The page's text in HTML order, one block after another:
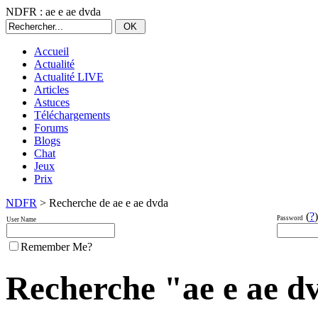
NDFR : ae e ae dvda
Accueil
Actualité
Actualité LIVE
Articles
Astuces
Téléchargements
Forums
Blogs
Chat
Jeux
Prix
NDFR > Recherche de ae e ae dvda
User Name Password (?)
Remember Me?
Recherche "ae e ae